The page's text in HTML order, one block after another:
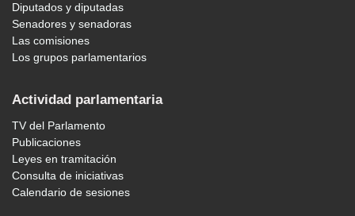
Diputados y diputadas
Senadores y senadoras
Las comisiones
Los grupos parlamentarios
Actividad parlamentaria
TV del Parlamento
Publicaciones
Leyes en tramitación
Consulta de iniciativas
Calendario de sesiones